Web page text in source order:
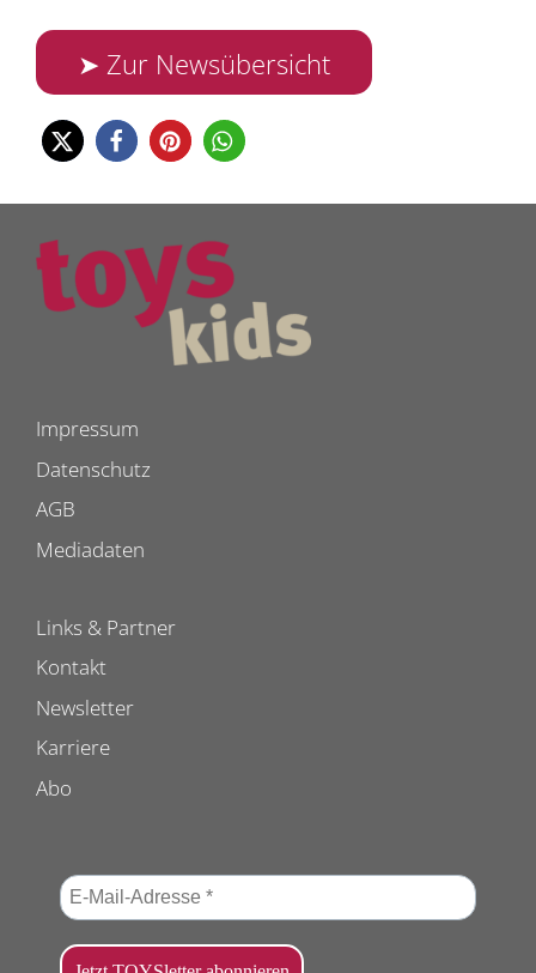
➤ Zur Newsübersicht
Impressum
Datenschutz
AGB
Mediadaten
Links & Partner
Kontakt
Newsletter
Karriere
Abo